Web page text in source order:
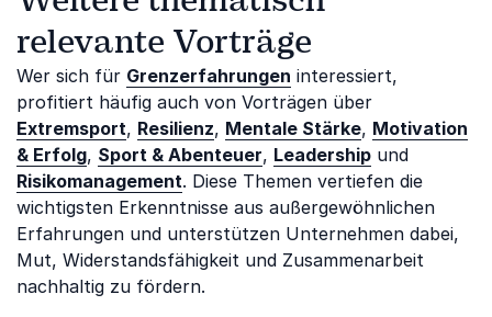
relevante Vorträge
Wer sich für Grenzerfahrungen interessiert,
profitiert häufig auch von Vorträgen über
Extremsport, Resilienz, Mentale Stärke, Motivation
& Erfolg, Sport & Abenteuer, Leadership und
Risikomanagement. Diese Themen vertiefen die
wichtigsten Erkenntnisse aus außergewöhnlichen
Erfahrungen und unterstützen Unternehmen dabei,
Mut, Widerstandsfähigkeit und Zusammenarbeit
nachhaltig zu fördern.